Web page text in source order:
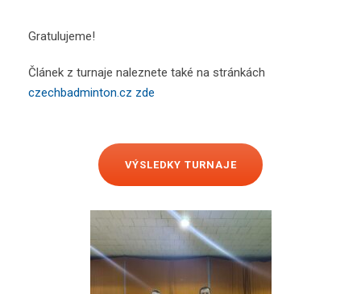
Gratulujeme!
Článek z turnaje naleznete také na stránkách
czechbadminton.cz zde
VÝSLEDKY TURNAJE